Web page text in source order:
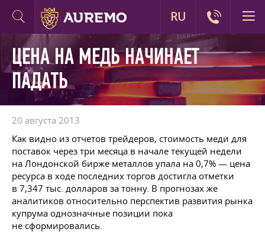
ЦЕНА НА МЕДЬ НАЧИНАЕТ
ПАДАТЬ
20 августа 2013
Как видно из отчетов трейдеров, стоимость меди для
поставок через три месяца в начале текущей недели
на Лондонской бирже металлов упала на 0,7% — цена
ресурса в ходе последних торгов достигла отметки
в 7,347 тыс. долларов за тонну. В прогнозах же
аналитиков относительно перспектив развития рынка
купрума однозначные позиции пока
не сформировались.
RU